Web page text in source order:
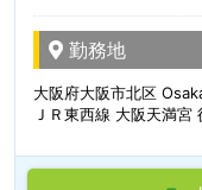
勤務地
大阪府大阪市北区
ＪＲ東西線 大阪天満宮